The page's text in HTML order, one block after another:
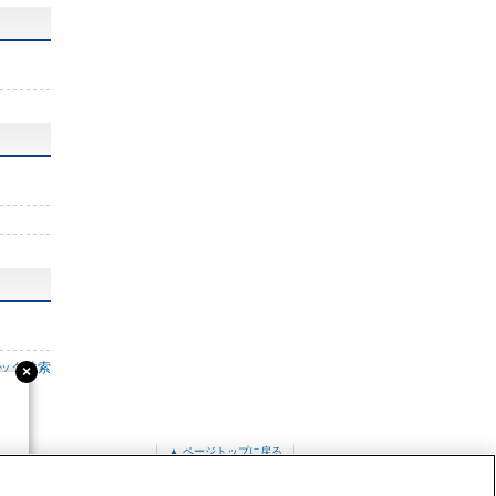
ク検索
▲ ページトップに戻る